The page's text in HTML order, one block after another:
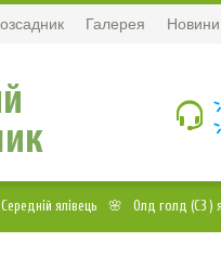
Галерея Новини
Середній ялівець Олд голд (С3 )